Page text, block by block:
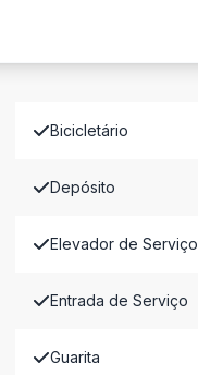
Bicicletário
Depósito
Elevador de Serviço
Entrada de Serviço
Guarita